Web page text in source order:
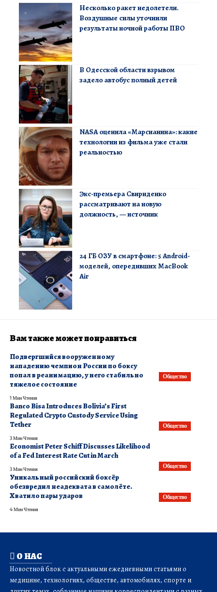
Несколько ракет недолетели.
Воздушные силы уточнили
результаты ночной работы ПВО
В Одесской области взрывом
задело автобус полный детей
NASA оценила «Марсианина»: какие
технологии из фильма уже стали
реальностью
Экс-премьера Свириденко
рассматривают на новую
должность, — источник
24 ГБ ОЗУ в смартфоне: 5 Android-
моделей, опередивших MacBook
Air
Вам также может понравиться
Общество
Подвергшийся вооруженному
нападению чемпион России по боксу
попал в реанимацию, у него стабильно
тяжелое состояние
1 Мин Чтения
Общество
Banco Bisa Introduces Bolivia’s First
Regulated Crypto Custody Service Using
Tether
3 Мин Чтения
Общество
Economist Peter Schiff Discusses Likelihood
of a Fed Interest Rate Cut in March
3 Мин Чтения
Общество
Уникальный российский боксёр
обезвредил неадеквата в самолёте.
Хватило пары ударов
4 Мин Чтения
О НАС
Новостной блок с актуальными ежедневными статьями о
медицине, технологиях, обществе, автомобилях, спорте и